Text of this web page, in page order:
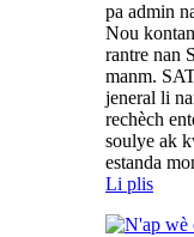
pa admin
Nou
rantre nan
manm.
jeneral li
rechèch
soulye ak
estanda
Li plis